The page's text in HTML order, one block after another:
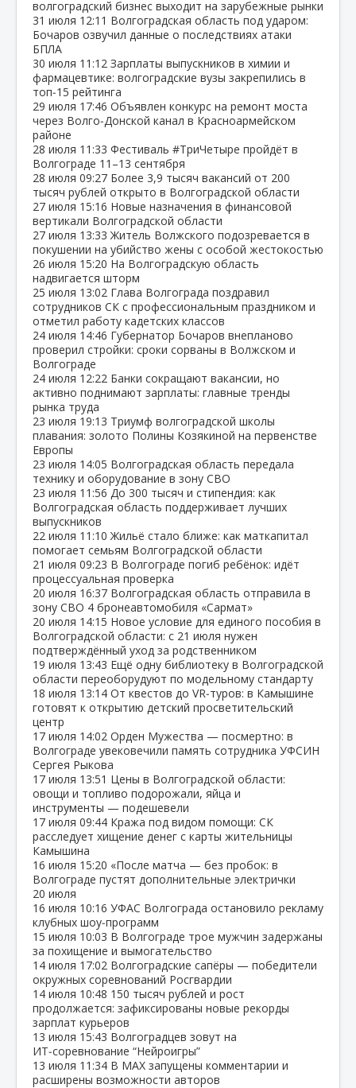
волгоградский бизнес выходит на зарубежные рынки
31 июля 12:11 Волгоградская область под ударом:
Бочаров озвучил данные о последствиях атаки
БПЛА
30 июля 11:12 Зарплаты выпускников в химии и
фармацевтике: волгоградские вузы закрепились в
топ‑15 рейтинга
29 июля 17:46 Объявлен конкурс на ремонт моста
через Волго‑Донской канал в Красноармейском
районе
28 июля 11:33 Фестиваль #ТриЧетыре пройдёт в
Волгограде 11–13 сентября
28 июля 09:27 Более 3,9 тысяч вакансий от 200
тысяч рублей открыто в Волгоградской области
27 июля 15:16 Новые назначения в финансовой
вертикали Волгоградской области
27 июля 13:33 Житель Волжского подозревается в
покушении на убийство жены с особой жестокостью
26 июля 15:20 На Волгоградскую область
надвигается шторм
25 июля 13:02 Глава Волгограда поздравил
сотрудников СК с профессиональным праздником и
отметил работу кадетских классов
24 июля 14:46 Губернатор Бочаров внепланово
проверил стройки: сроки сорваны в Волжском и
Волгограде
24 июля 12:22 Банки сокращают вакансии, но
активно поднимают зарплаты: главные тренды
рынка труда
23 июля 19:13 Триумф волгоградской школы
плавания: золото Полины Козякиной на первенстве
Европы
23 июля 14:05 Волгоградская область передала
технику и оборудование в зону СВО
23 июля 11:56 До 300 тысяч и стипендия: как
Волгоградская область поддерживает лучших
выпускников
22 июля 11:10 Жильё стало ближе: как маткапитал
помогает семьям Волгоградской области
21 июля 09:23 В Волгограде погиб ребёнок: идёт
процессуальная проверка
20 июля 16:37 Волгоградская область отправила в
зону СВО 4 бронеавтомобиля «Сармат»
20 июля 14:15 Новое условие для единого пособия в
Волгоградской области: с 21 июля нужен
подтверждённый уход за родственником
19 июля 13:43 Ещё одну библиотеку в Волгоградской
области переоборудуют по модельному стандарту
18 июля 13:14 От квестов до VR‑туров: в Камышине
готовят к открытию детский просветительский
центр
17 июля 14:02 Орден Мужества — посмертно: в
Волгограде увековечили память сотрудника УФСИН
Сергея Рыкова
17 июля 13:51 Цены в Волгоградской области:
овощи и топливо подорожали, яйца и
инструменты — подешевели
17 июля 09:44 Кража под видом помощи: СК
расследует хищение денег с карты жительницы
Камышина
16 июля 15:20 «После матча — без пробок: в
Волгограде пустят дополнительные электрички
20 июля
16 июля 10:16 УФАС Волгограда остановило рекламу
клубных шоу‑программ
15 июля 10:03 В Волгограде трое мужчин задержаны
за похищение и вымогательство
14 июля 17:02 Волгоградские сапёры — победители
окружных соревнований Росгвардии
14 июля 10:48 150 тысяч рублей и рост
продолжается: зафиксированы новые рекорды
зарплат курьеров
13 июля 15:43 Волгоградцев зовут на
ИТ‑соревнование “Нейроигры”
13 июля 11:34 В МАХ запущены комментарии и
расширены возможности авторов